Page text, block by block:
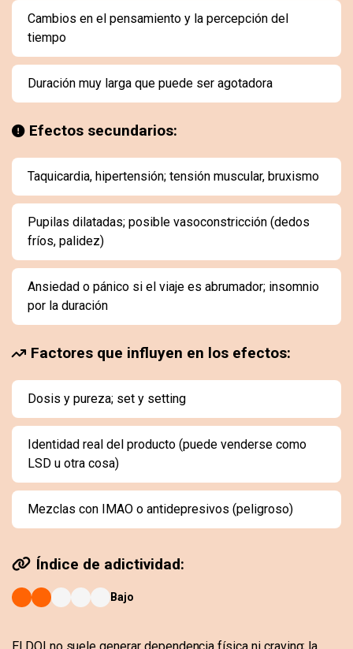
Cambios en el pensamiento y la percepción del
tiempo
Duración muy larga que puede ser agotadora
Efectos secundarios:
Taquicardia, hipertensión; tensión muscular, bruxismo
Pupilas dilatadas; posible vasoconstricción (dedos
fríos, palidez)
Ansiedad o pánico si el viaje es abrumador; insomnio
por la duración
Factores que influyen en los efectos:
Dosis y pureza; set y setting
Identidad real del producto (puede venderse como
LSD u otra cosa)
Mezclas con IMAO o antidepresivos (peligroso)
Índice de adictividad:
Bajo
El DOI no suele generar dependencia física ni craving; la